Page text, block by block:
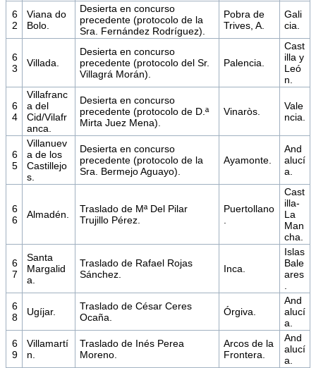
6
2
Viana do
Bolo.
Desierta en concurso
precedente (protocolo de la
Sra. Fernández Rodríguez).
Pobra de
Trives, A.
Gali
cia.
6
3
Villada.
Desierta en concurso
precedente (protocolo del Sr.
Villagrá Morán).
Palencia.
Cast
illa y
Leó
n.
6
4
Villafranc
a del
Cid/Vilafr
anca.
Desierta en concurso
precedente (protocolo de D.ª
Mirta Juez Mena).
Vinaròs.
Vale
ncia.
6
5
Villanuev
a de los
Castillejo
s.
Desierta en concurso
precedente (protocolo de la
Sra. Bermejo Aguayo).
Ayamonte.
And
alucí
a.
6
6
Almadén.
Traslado de Mª Del Pilar
Trujillo Pérez.
Puertollano
Cast
illa-
La
Man
cha.
6
7
Santa
Margalid
a.
Traslado de Rafael Rojas
Sánchez.
Inca.
Islas
Bale
ares
6
8
Ugíjar.
Traslado de César Ceres
Ocaña.
Órgiva.
And
alucí
a.
6
9
Villamartí
n.
Traslado de Inés Perea
Moreno.
Arcos de la
Frontera.
And
alucí
a.